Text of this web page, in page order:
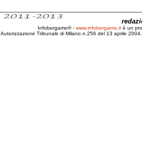
Infobergamo® - www.infobergamo.it è un
Autorizzazione Tribunale di Milano n.256 del 13 aprile